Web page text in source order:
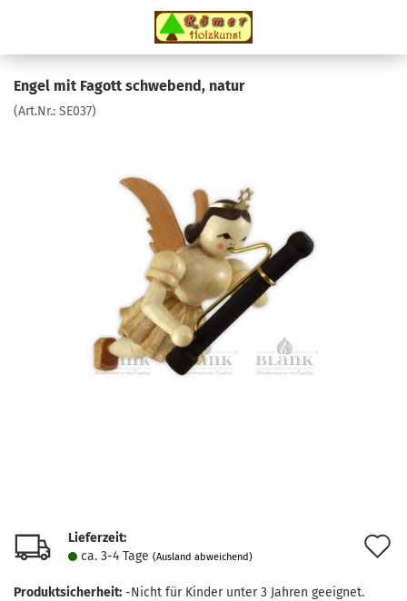
Engel mit Fagott schwebend, natur
(Art.Nr.: SE037)
Lieferzeit:
ca. 3-4 Tage (Ausland abweichend)
Produktsicherheit: -Nicht für Kinder unter 3 Jahren geeignet.